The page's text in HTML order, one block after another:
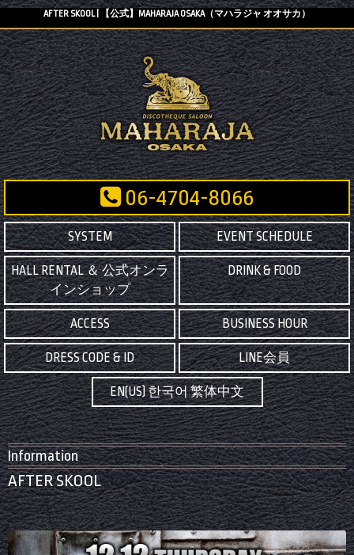
AFTER SKOOL | 【公式】MAHARAJA OSAKA（マハラジャ オオサカ）
06-4704-8066
SYSTEM EVENT SCHEDULE
HALL RENTAL ＆ 公式オンラ
インショップ
DRINK & FOOD
ACCESS BUSINESS HOUR
DRESS CODE & ID LINE会員
EN(US) 한국어 繁体中文
Information
AFTER SKOOL